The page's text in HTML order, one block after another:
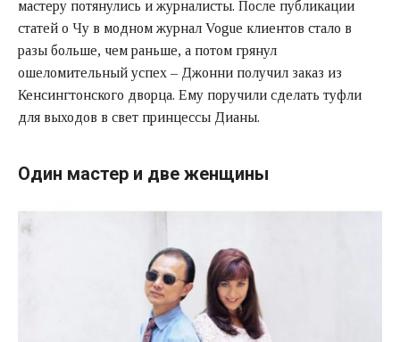
мастеру потянулись и журналисты. После публикации
статей о Чу в модном журнал Vogue клиентов стало в
разы больше, чем раньше, а потом грянул
ошеломительный успех – Джонни получил заказ из
Кенсингтонского дворца. Ему поручили сделать туфли
для выходов в свет принцессы Дианы.
Один мастер и две женщины